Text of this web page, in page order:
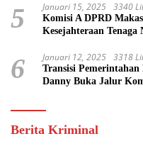
5 Januari 15, 2025 3340
Komisi A DPRD
Kesejahteraan Tenaga
6 Januari 12, 2025 3318
Transisi
Danny Buka Jalur
Berita Kriminal